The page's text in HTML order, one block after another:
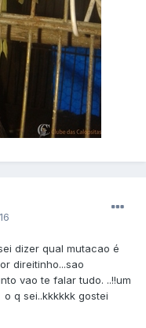
dizer qual mutacao é
direitinho...sao
vao te falar tudo. ..!!um
q sei..kkkkkk gostei